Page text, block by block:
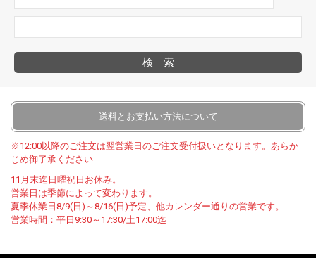
検索
送料とお支払い方法について
※12:00以降のご注文は翌営業日のご注文受付扱いとなります。あらか
じめ御了承ください
11月末迄日曜祝日お休み。
営業日は季節によって変わります。
夏季休業日8/9(日)～8/16(日)予定、他カレンダー通りの営業です。
営業時間：平日9:30～17:30/土17:00迄